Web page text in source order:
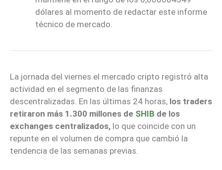
dólares al momento de redactar este informe
técnico de mercado.
La jornada del viernes el mercado cripto registró alta
actividad en el segmento de las finanzas
descentralizadas. En las últimas 24 horas, los traders
retiraron más 1.300 millones de SHIB de los
exchanges centralizados, lo que coincide con un
repunte en el volumen de compra que cambió la
tendencia de las semanas previas.